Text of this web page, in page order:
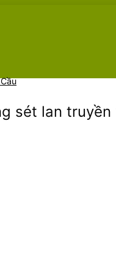
sét lan truyền